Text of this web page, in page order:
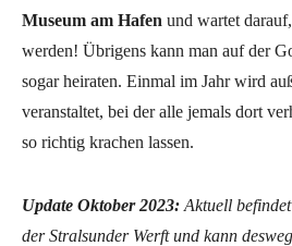
Museum am Hafen und wartet
werden! Übrigens kann man auf der
sogar heiraten. Einmal im Jahr wird
veranstaltet, bei der alle jemals dort
so richtig krachen lassen.
Update Oktober 2023: Aktuell
der Stralsunder Werft und kann